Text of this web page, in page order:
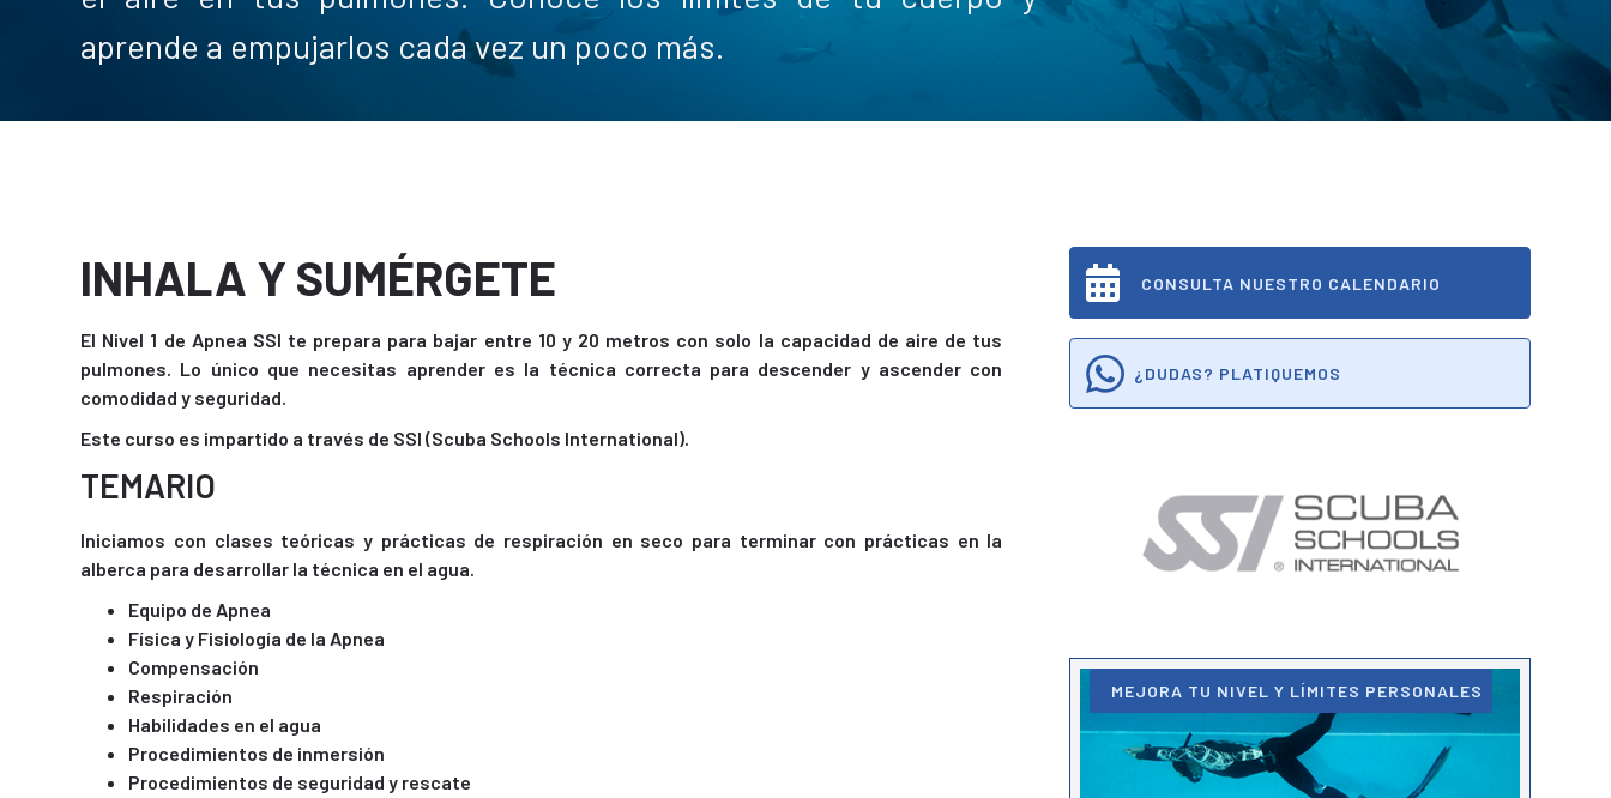
aprende a empujarlos cada vez un poco más.
INHALA Y SUMÉRGETE
El Nivel 1 de Apnea SSI te prepara para bajar entre 10 y 20 metros con solo la capacidad de aire de tus
pulmones. Lo único que necesitas aprender es la técnica correcta para descender y ascender con
comodidad y seguridad.
Este curso es impartido a través de SSI (Scuba Schools International).
TEMARIO
Iniciamos con clases teóricas y prácticas de respiración en seco para terminar con prácticas en la
alberca para desarrollar la técnica en el agua.
Equipo de Apnea
Física y Fisiología de la Apnea
Compensación
Respiración
Habilidades en el agua
Procedimientos de inmersión
Procedimientos de seguridad y rescate
CONSULTA NUESTRO CALENDARIO
¿DUDAS? PLATIQUEMOS
MEJORA TU NIVEL Y LÍMITES PERSONALES